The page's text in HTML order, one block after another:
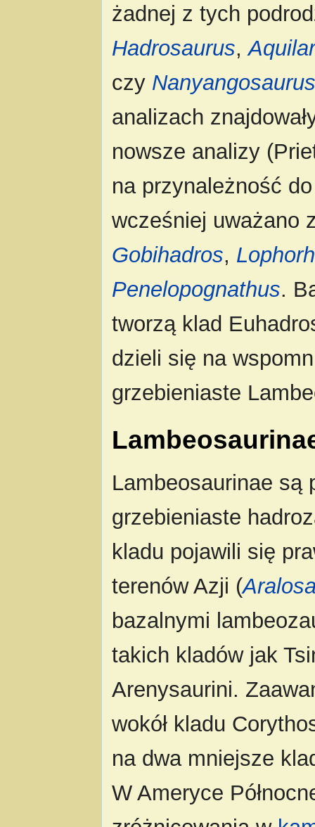
żadnej z tych
Hadrosaurus,
czy
analizach
nowsze analizy
na przynależność
wcześniej uważano
Gobihadros,
Penelopognathus.
tworzą klad
dzieli się na
grzebieniaste
Lambeosaurinae są
grzebieniaste
kladu pojawili się
terenów Azji (
bazalnymi
takich kladów jak
Arenysaurini.
wokół kladu
na dwa mniejsze
W Ameryce